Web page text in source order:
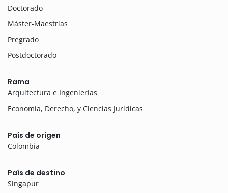
Doctorado
Máster-Maestrías
Pregrado
Postdoctorado
Rama
Arquitectura e Ingenierías
Economía, Derecho, y Ciencias Jurídicas
País de origen
Colombia
País de destino
Singapur